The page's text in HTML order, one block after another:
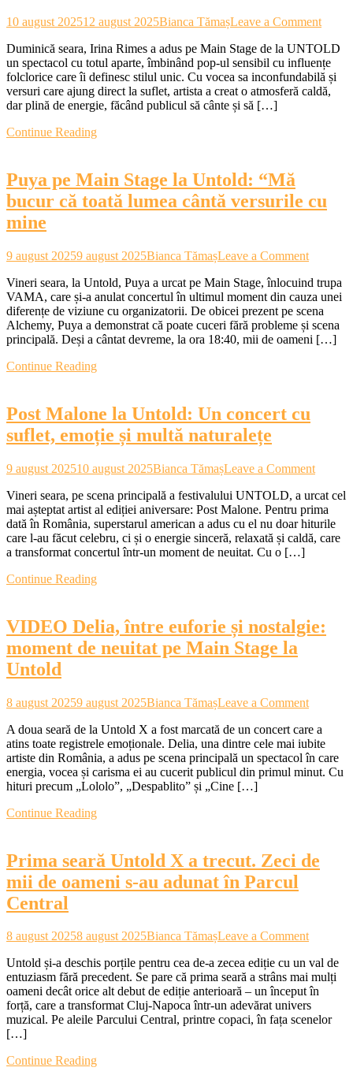
10 august 202512 august 2025Bianca TămașLeave a Commenton
cu
suflet
Duminică seara, Irina Rimes a adus pe Main Stage de la UNTOLD
un spectacol cu totul aparte, îmbinând pop-ul sensibil cu influențe
folclorice care îi definesc stilul unic. Cu vocea sa inconfundabilă și
versuri care ajung direct la suflet, artista a creat o atmosferă caldă,
dar plină de energie, făcând publicul să cânte și să […]
Continue Reading
Puya pe Main Stage la Untold: “Mă
bucur că toată lumea cântă versurile cu
mine
9 august 20259 august 2025Bianca TămașLeave a Commenton
pe
Main
Stage
la
Untold:
lumea
cântă
mine
Vineri seara, la Untold, Puya a urcat pe Main Stage, înlocuind trupa
VAMA, care și-a anulat concertul în ultimul moment din cauza unei
diferențe de viziune cu organizatorii. De obicei prezent pe scena
Alchemy, Puya a demonstrat că poate cuceri fără probleme și scena
principală. Deși a cântat devreme, la ora 18:40, mii de oameni […]
Continue Reading
Post Malone la Untold: Un concert cu
suflet, emoție și multă naturalețe
9 august 202510 august 2025Bianca TămașLeave a Commenton
Malone
la
Untold:
Un
multă
Vineri seara, pe scena principală a festivalului UNTOLD, a urcat cel
mai așteptat artist al ediției aniversare: Post Malone. Pentru prima
dată în România, superstarul american a adus cu el nu doar hiturile
care l-au făcut celebru, ci și o energie sinceră, relaxată și caldă, care
a transformat concertul într-un moment de neuitat. Cu o […]
Continue Reading
VIDEO Delia, între euforie și nostalgie:
moment de neuitat pe Main Stage la
Untold
8 august 20259 august 2025Bianca TămașLeave a Commenton
Delia,
între
euforie
și
Main
Stage
A doua seară de la Untold X a fost marcată de un concert care a
atins toate registrele emoționale. Delia, una dintre cele mai iubite
artiste din România, a adus pe scena principală un spectacol în care
energia, vocea și carisma ei au cucerit publicul din primul minut. Cu
hituri precum „Lololo”, „Despablito” și „Cine […]
Continue Reading
Prima seară Untold X a trecut. Zeci de
mii de oameni s-au adunat în Parcul
Central
8 august 20258 august 2025Bianca TămașLeave a Commenton
seară
Untold
X
a
trecut.
Untold și-a deschis porțile pentru cea de-a zecea ediție cu un val de
entuziasm fără precedent. Se pare că prima seară a strâns mai mulți
oameni decât orice alt debut de ediție anterioară – un început în
forță, care a transformat Cluj-Napoca într-un adevărat univers
muzical. Pe aleile Parcului Central, printre copaci, în fața scenelor
[…]
Continue Reading